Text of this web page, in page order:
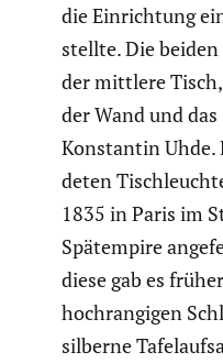
die Einrich­tung
stellte. Die
der mittlere
der Wand und
Konstantin
deten
1835 in Paris im
Spätem­pire
diese gab es
hochran­gigen
silberne